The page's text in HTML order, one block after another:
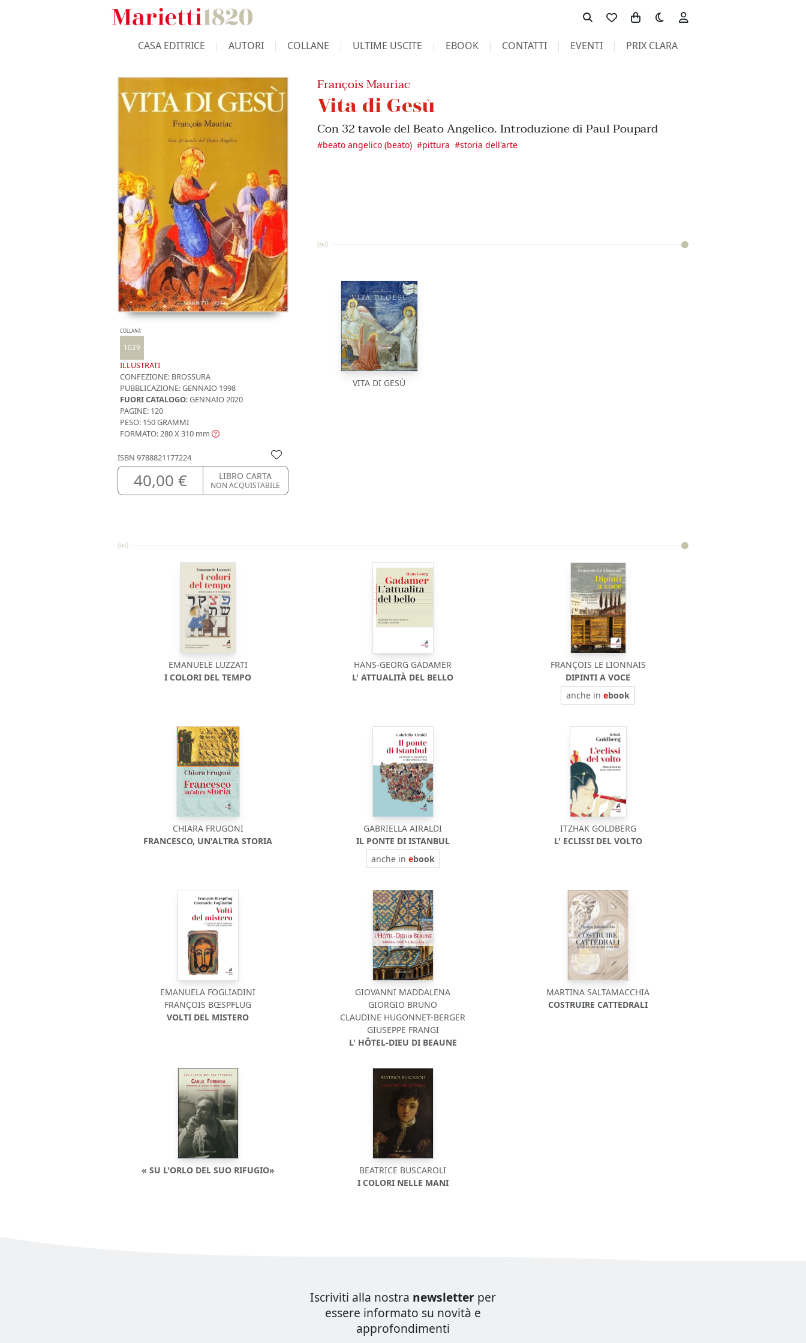
Toggle theme
CASA EDITRICE AUTORI COLLANE ULTIME USCITE EBOOK CONTATTI EVENTI PRIX CLARA
COLLANA
1029
ILLUSTRATI
CONFEZIONE: BROSSURA
PUBBLICAZIONE:GENNAIO 1998
FUORI CATALOGO: GENNAIO 2020
PAGINE: 120
PESO: 150 GRAMMI
FORMATO: 280 X 310 mm
ISBN 9788821177224
40,00 € LIBRO CARTA
NON ACQUISTABILE
François Mauriac
Vita di Gesù
Con 32 tavole del Beato Angelico. Introduzione di Paul Poupard
#beato angelico (beato) #pittura #storia dell'arte
VITA DI GESÙ
EMANUELE LUZZATI
I COLORI DEL TEMPO
HANS-GEORG GADAMER
L' ATTUALITÀ DEL BELLO
FRANÇOIS LE LIONNAIS
DIPINTI A VOCE
anche inebook
CHIARA FRUGONI
FRANCESCO, UN'ALTRA STORIA
GABRIELLA AIRALDI
IL PONTE DI ISTANBUL
anche in ebook
ITZHAK GOLDBERG
L' ECLISSI DEL VOLTO
EMANUELA FOGLIADINI
FRANÇOIS BŒSPFLUG
VOLTI DEL MISTERO
GIOVANNI MADDALENA
GIORGIO BRUNO
CLAUDINE HUGONNET-BERGER
GIUSEPPE FRANGI
L' HÔTEL-DIEU DI BEAUNE
MARTINA SALTAMACCHIA
COSTRUIRE CATTEDRALI
« SU L'ORLO DEL SUO RIFUGIO»
BEATRICE BUSCAROLI
I COLORI NELLE MANI
Iscriviti alla nostra newsletter per
essere informato su novità e
approfondimenti